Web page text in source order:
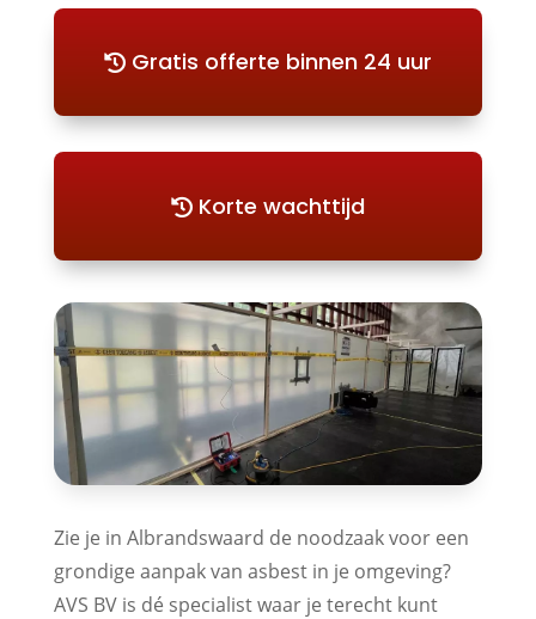
Gratis offerte binnen 24 uur
Korte wachttijd
Zie je in Albrandswaard de noodzaak voor een
grondige aanpak van asbest in je omgeving?
AVS BV is dé specialist waar je terecht kunt